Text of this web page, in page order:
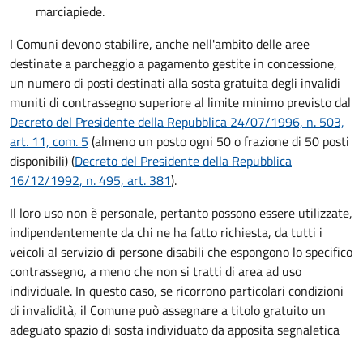
marciapiede.
I Comuni devono stabilire, anche nell'ambito delle aree
destinate a parcheggio a pagamento gestite in concessione,
un numero di posti destinati alla sosta gratuita degli invalidi
muniti di contrassegno superiore al limite minimo previsto dal
Decreto del Presidente della Repubblica 24/07/1996, n. 503,
art. 11, com. 5 (almeno un posto ogni 50 o frazione di 50 posti
disponibili) (Decreto del Presidente della Repubblica
16/12/1992, n. 495, art. 381).
Il loro uso non è personale, pertanto possono essere utilizzate,
indipendentemente da chi ne ha fatto richiesta, da tutti i
veicoli al servizio di persone disabili che espongono lo specifico
contrassegno, a meno che non si tratti di area ad uso
individuale. In questo caso, se ricorrono particolari condizioni
di invalidità, il Comune può assegnare a titolo gratuito un
adeguato spazio di sosta individuato da apposita segnaletica